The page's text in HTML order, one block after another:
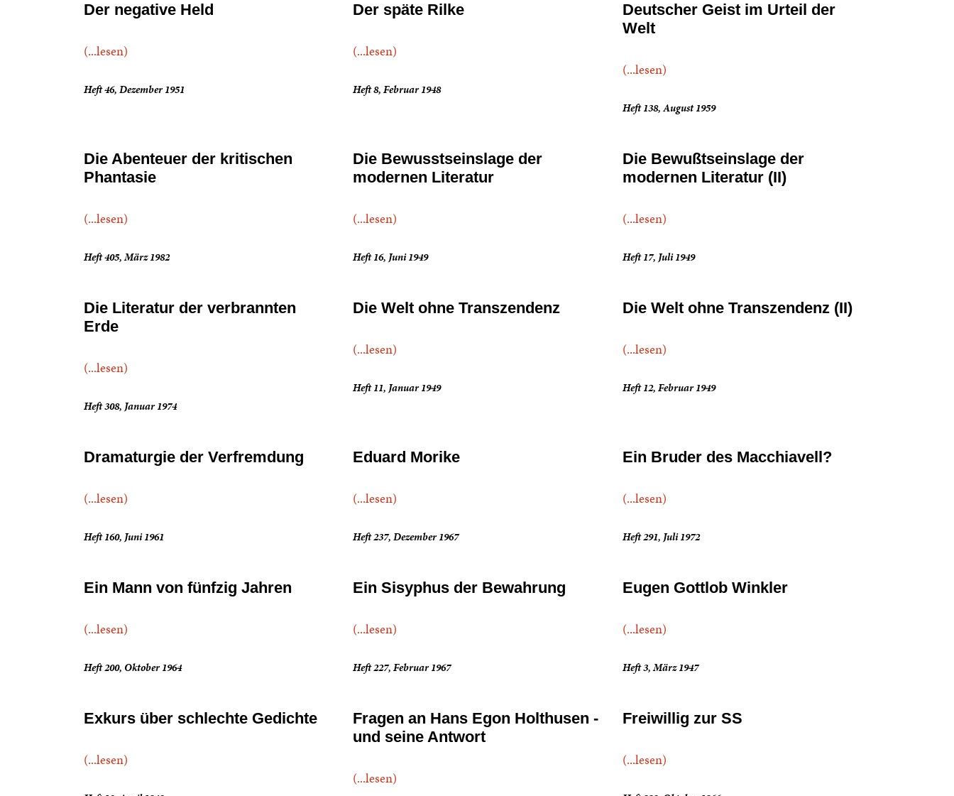
Der negative Held
(...lesen)
Heft 46, Dezember 1951
Der späte Rilke
(...lesen)
Heft 8, Februar 1948
Deutscher Geist im Urteil der
Welt
(...lesen)
Heft 138, August 1959
Die Abenteuer der kritischen
Phantasie
(...lesen)
Heft 405, März 1982
Die Bewusstseinslage der
modernen Literatur
(...lesen)
Heft 16, Juni 1949
Die Bewußtseinslage der
modernen Literatur (II)
(...lesen)
Heft 17, Juli 1949
Die Literatur der verbrannten
Erde
(...lesen)
Heft 308, Januar 1974
Die Welt ohne Transzendenz
(...lesen)
Heft 11, Januar 1949
Die Welt ohne Transzendenz (II)
(...lesen)
Heft 12, Februar 1949
Dramaturgie der Verfremdung
(...lesen)
Heft 160, Juni 1961
Eduard Morike
(...lesen)
Heft 237, Dezember 1967
Ein Bruder des Macchiavell?
(...lesen)
Heft 291, Juli 1972
Ein Mann von fünfzig Jahren
(...lesen)
Heft 200, Oktober 1964
Ein Sisyphus der Bewahrung
(...lesen)
Heft 227, Februar 1967
Eugen Gottlob Winkler
(...lesen)
Heft 3, März 1947
Exkurs über schlechte Gedichte
(...lesen)
Fragen an Hans Egon Holthusen -
und seine Antwort
(...lesen)
Freiwillig zur SS
(...lesen)